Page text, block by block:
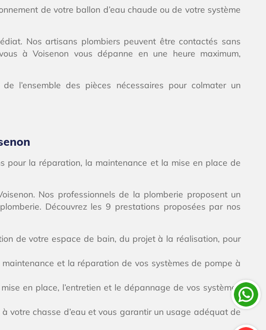
de votre ballon d’eau chaude ou de votre système
Nos artisans plombiers peuvent être contactés sans
à Voisenon vous dépanne en une heure maximum,
l’ensemble des pièces nécessaires pour colmater un
pour la réparation, la maintenance et la mise en place de
Nos professionnels de la plomberie proposent un
Découvrez les 9 prestations proposées par nos
de votre espace de bain, du projet à la réalisation, pour
et la réparation de vos systèmes de pompe à
en place, l’entretien et le dépannage de vos systèmes
votre chasse d’eau et vous garantir un usage adéquat de